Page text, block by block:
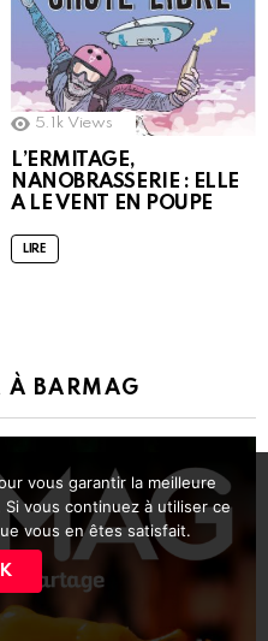
5.1k Views
L’ERMITAGE,
NANOBRASSERIE : ELLE
A LE VENT EN POUPE
LIRE
À BARMAG
vous garantir la meilleure
vous continuez à utiliser ce
vous en êtes satisfait.